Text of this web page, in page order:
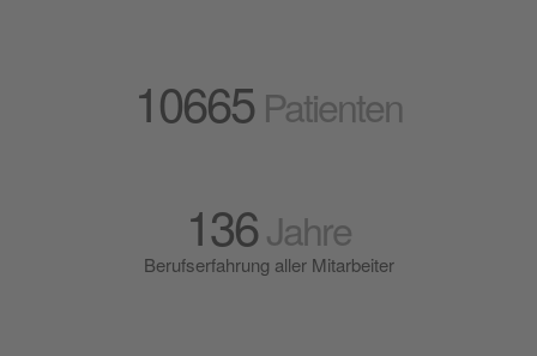
10665Patienten
136Jahre
Berufserfahrung aller Mitarbeiter